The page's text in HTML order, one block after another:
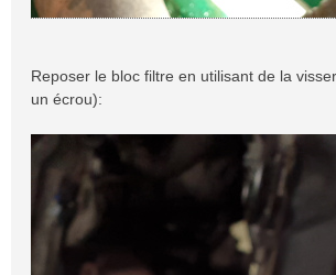
Reposer le bloc filtre en utilisant de la
un écrou):